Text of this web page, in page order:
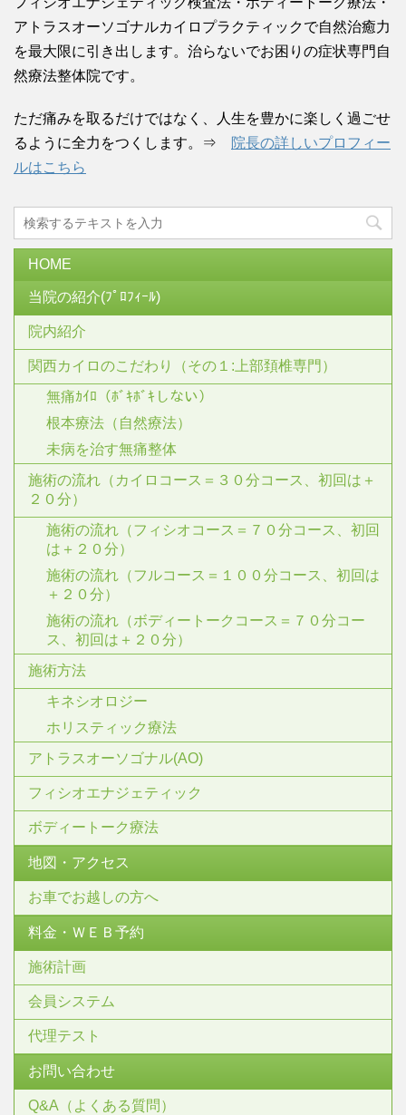
アトラスオーソゴナルカイロプラクティックで自然治癒力
を最大限に引き出します。治らないでお困りの症状専門自
然療法整体院です。
ただ痛みを取るだけではなく、人生を豊かに楽しく過ごせ
るように全力をつくします。⇒
院長の詳しいプロフィー
ルはこちら
HOME
当院の紹介(ﾌﾟﾛﾌｨｰﾙ)
院内紹介
関西カイロのこだわり（その１:上部頚椎専門）
無痛ｶｲﾛ（ﾎﾞｷﾎﾞｷしない）
根本療法（自然療法）
未病を治す無痛整体
施術の流れ（カイロコース＝３０分コース、初回は＋
２０分）
施術の流れ（フィシオコース＝７０分コース、初回
は＋２０分）
施術の流れ（フルコース＝１００分コース、初回は
＋２０分）
施術の流れ（ボディートークコース＝７０分コー
ス、初回は＋２０分）
施術方法
キネシオロジー
ホリスティック療法
アトラスオーソゴナル(AO)
フィシオエナジェティック
ボディートーク療法
地図・アクセス
お車でお越しの方へ
料金・ＷＥＢ予約
施術計画
会員システム
代理テスト
お問い合わせ
Q&A（よくある質問）